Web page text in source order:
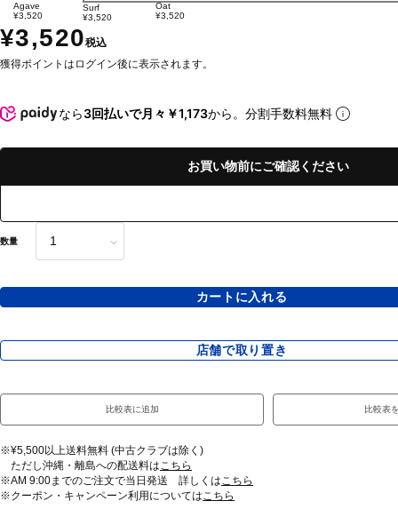
Agave
¥3,520
Surf
¥3,520
Oat
¥3,520
¥3,520税込
獲得ポイントはログイン後に表示されます。
なら3回払いで月々￥1,173から。分割手数料無料
お買い物前にご確認ください
数量
カートに入れる
店舗で取り置き
比較表に追加 比較表
※¥5,500以上送料無料 (中古クラブは除く)
ただし沖縄・離島への配送料はこちら
※AM 9:00までのご注文で当日発送 詳しくはこちら
※クーポン・キャンペーン利用についてはこちら